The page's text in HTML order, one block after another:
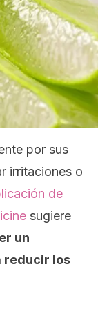
por sus
irritaciones o
de
sugiere
un
reducir los